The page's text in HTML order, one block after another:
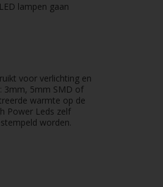
lampen gaan
voor verlichting en
3mm, 5mm SMD of
warmte op de
Power Leds zelf
worden.